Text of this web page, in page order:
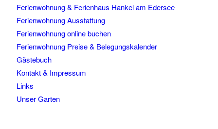
Ferienwohnung & Ferienhaus Hankel am Edersee
Ferienwohnung Ausstattung
Ferienwohnung online buchen
Ferienwohnung Preise & Belegungskalender
Gästebuch
Kontakt & Impressum
Links
Unser Garten